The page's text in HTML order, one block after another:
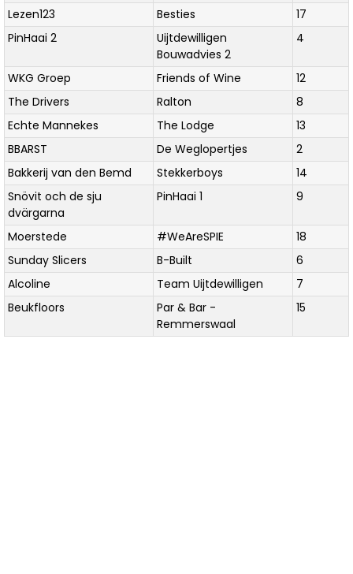
Lezen123 Besties
17
PinHaai 2
Uijtdewilligen
Bouwadvies 2
4
WKG Groep Friends of Wine
12
The Drivers
Ralton
8
Echte Mannekes
The Lodge
13
BBARST
De Weglopertjes
2
Bakkerij van den Bemd
Stekkerboys
14
Snövit och de sju
dvärgarna
PinHaai 1 9
Moerstede #WeAreSPIE
18
Sunday Slicers
B-Built
6
Alcoline
Team Uijtdewilligen
7
Beukfloors
Par & Bar -
Remmerswaal
15